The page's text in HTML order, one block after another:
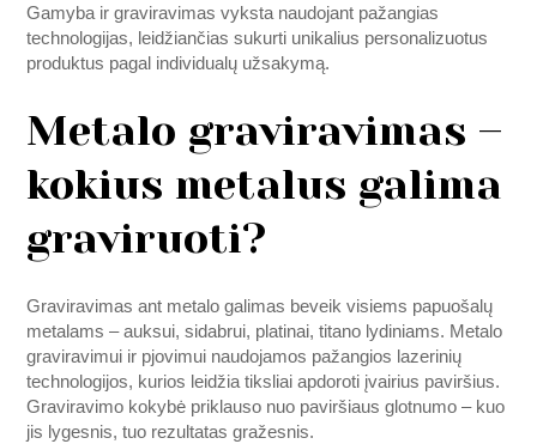
Gamyba ir graviravimas vyksta naudojant pažangias
technologijas, leidžiančias sukurti unikalius personalizuotus
produktus pagal individualų užsakymą.
Metalo graviravimas –
kokius metalus galima
graviruoti?
Graviravimas ant metalo galimas beveik visiems papuošalų
metalams – auksui, sidabrui, platinai, titano lydiniams. Metalo
graviravimui ir pjovimui naudojamos pažangios lazerinių
technologijos, kurios leidžia tiksliai apdoroti įvairius paviršius.
Graviravimo kokybė priklauso nuo paviršiaus glotnumo – kuo
jis lygesnis, tuo rezultatas gražesnis.